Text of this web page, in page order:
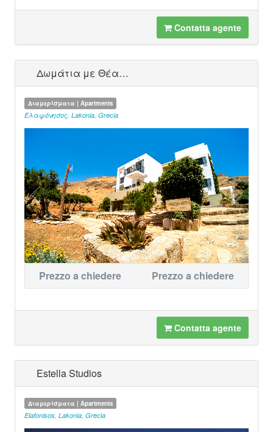
Contatta agente
Δωμάτια με Θέα…
Διαμερίσματα | Apartments
Ελαφόνησος Lakonia Grecia
Prezzo a chiedere Prezzo a chiedere
Contatta agente
Estella Studios
Διαμερίσματα | Apartments
Elafonisos Lakonia Grecia